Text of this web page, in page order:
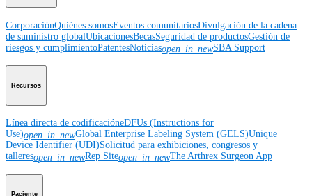
CorporaciónQuiénes somosEventos comunitariosDivulgación de la cadena
de suministro globalUbicacionesBecasSeguridad de productosGestión de
riesgos y cumplimientoPatentesNoticiasopen_in_newSBA Support
Recursos
Línea directa de codificacióneDFUs (Instructions for
Use)open_in_newGlobal Enterprise Labeling System (GELS)Unique
Device Identifier (UDI)Solicitud para exhibiciones, congresos y
talleresopen_in_newRep Siteopen_in_newThe Arthrex Surgeon App
Paciente